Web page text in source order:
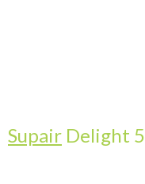
Supair Delight 5